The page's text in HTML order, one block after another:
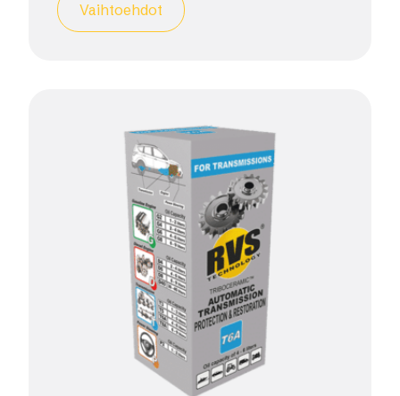
Vaihtoehdot